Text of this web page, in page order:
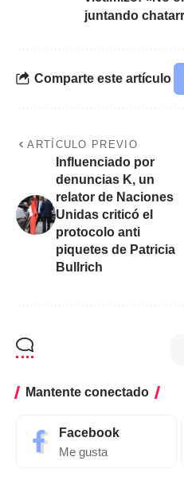
juntando
Comparte este artículo
ARTÍCULO PREVIO
Influenciado por
denuncias K, un
relator de Naciones
Unidas criticó el
protocolo anti
piquetes de Patricia
Bullrich
Mantente conectado
Facebook
Me gusta